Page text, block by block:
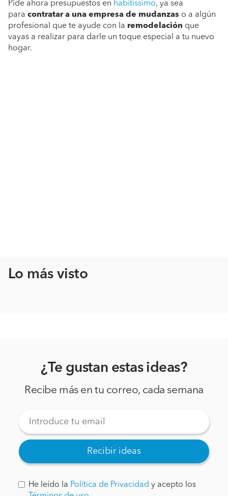
Pide ahora presupuestos en habitissimo, ya sea
para contratar a una empresa de mudanzas o a algún
profesional que te ayude con la remodelación que
vayas a realizar para darle un toque especial a tu nuevo
hogar.
Lo más visto
¿Te gustan estas ideas?
Recibe más en tu correo, cada semana
Recibir ideas
He leído la Política de Privacidad y acepto los